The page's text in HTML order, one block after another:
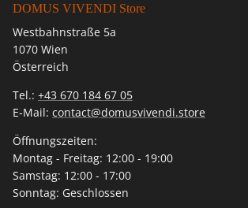
DOMUS VIVENDI Store
Westbahnstraße 5a
1070 Wien
Österreich
Tel.: +43 670 184 67 05
E-Mail: contact@domusvivendi.store
Öffnungszeiten:
Montag - Freitag: 12:00 - 19:00
Samstag: 12:00 - 17:00
Sonntag: Geschlossen